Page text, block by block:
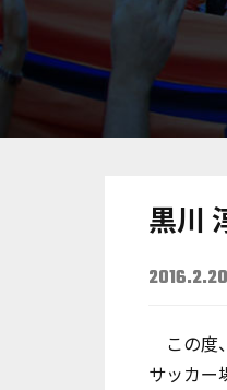
黒川
2016.2.20
この度
サッカー